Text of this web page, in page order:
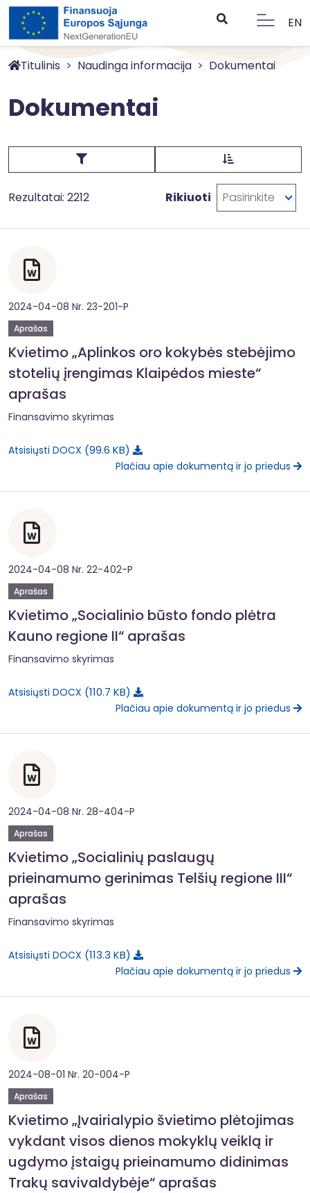
EN
Titulinis Naudinga informacija Dokumentai
Dokumentai
Rezultatai: 2212 Rikiuoti Pasirinkite
2024-04-08 Nr. 23-201-P
Aprašas
Kvietimo „Aplinkos oro kokybės stebėjimo
stotelių įrengimas Klaipėdos mieste“
aprašas
Finansavimo skyrimas
Atsisiųsti DOCX 99.6 KB
Plačiau apie dokumentą ir jo priedus
2024-04-08 Nr. 22-402-P
Aprašas
Kvietimo „Socialinio būsto fondo plėtra
Kauno regione II“ aprašas
Finansavimo skyrimas
Atsisiųsti DOCX 110.7 KB
Plačiau apie dokumentą ir jo priedus
2024-04-08 Nr. 28-404-P
Aprašas
Kvietimo „Socialinių paslaugų
prieinamumo gerinimas Telšių regione III“
aprašas
Finansavimo skyrimas
Atsisiųsti DOCX 113.3 KB
Plačiau apie dokumentą ir jo priedus
2024-08-01 Nr. 20-004-P
Aprašas
Kvietimo „Įvairialypio švietimo plėtojimas
vykdant visos dienos mokyklų veiklą ir
ugdymo įstaigų prieinamumo didinimas
Trakų savivaldybėje“ aprašas